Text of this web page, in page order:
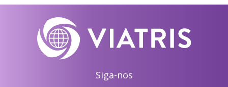
Siga-nos